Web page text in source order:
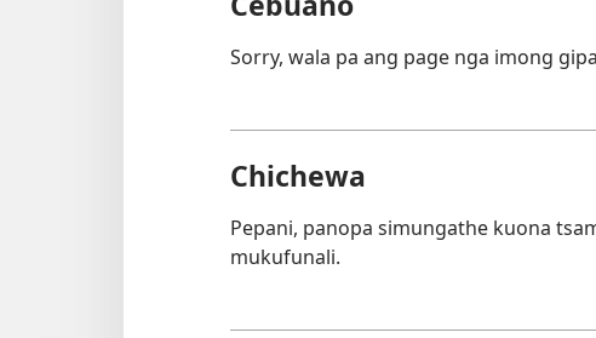
Sorry, wala pa ang page nga imong
Chichewa
Pepani, panopa simungathe kuona
mukufunali.